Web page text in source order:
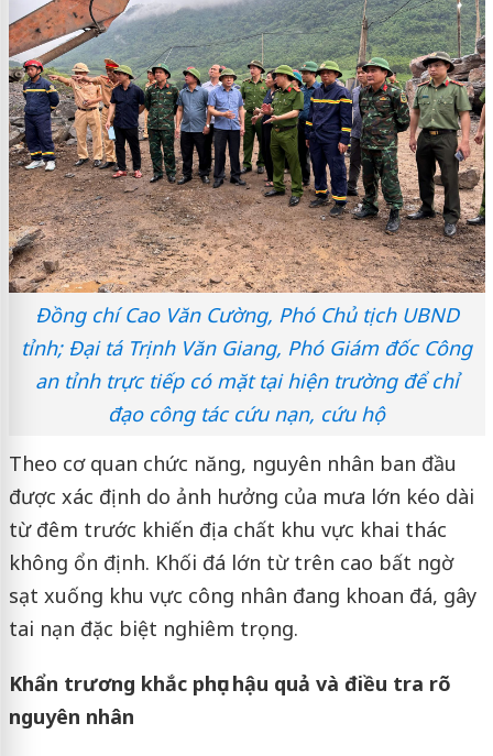
Đồng chí Cao Văn Cường, Phó Chủ tịch UBND
tỉnh; Đại tá Trịnh Văn Giang, Phó Giám đốc Công
an tỉnh trực tiếp có mặt tại hiện trường để chỉ
đạo công tác cứu nạn, cứu hộ
Theo cơ quan chức năng, nguyên nhân ban đầu
được xác định do ảnh hưởng của mưa lớn kéo dài
từ đêm trước khiến địa chất khu vực khai thác
không ổn định. Khối đá lớn từ trên cao bất ngờ
sạt xuống khu vực công nhân đang khoan đá, gây
tai nạn đặc biệt nghiêm trọng.
Khẩn trương khắc phục hậu quả và điều tra rõ
nguyên nhân